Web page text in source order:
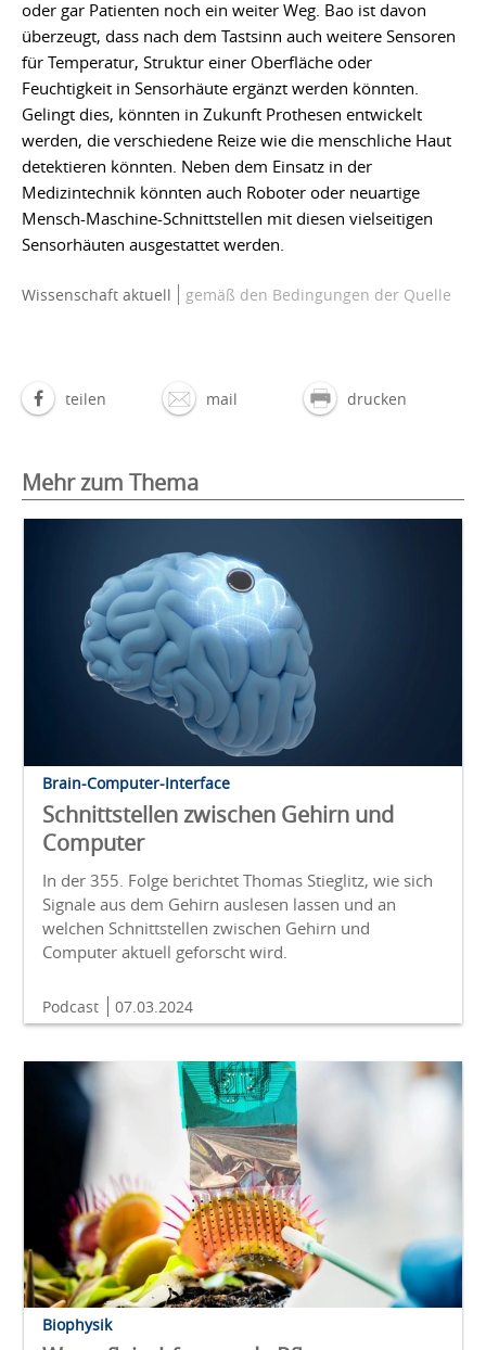
oder gar Patienten noch ein weiter Weg. Bao ist davon
überzeugt, dass nach dem Tastsinn auch weitere Sensoren
für Temperatur, Struktur einer Oberfläche oder
Feuchtigkeit in Sensorhäute ergänzt werden könnten.
Gelingt dies, könnten in Zukunft Prothesen entwickelt
werden, die verschiedene Reize wie die menschliche Haut
detektieren könnten. Neben dem Einsatz in der
Medizintechnik könnten auch Roboter oder neuartige
Mensch-Maschine-Schnittstellen mit diesen vielseitigen
Sensorhäuten ausgestattet werden.
Wissenschaft aktuell gemäß den Bedingungen der Quelle
teilen mail drucken
Mehr zum Thema
Brain-Computer-Interface
Schnittstellen zwischen Gehirn und
Computer
In der 355. Folge berichtet Thomas Stieglitz, wie sich
Signale aus dem Gehirn auslesen lassen und an
welchen Schnittstellen zwischen Gehirn und
Computer aktuell geforscht wird.
Podcast 07.03.2024
Biophysik